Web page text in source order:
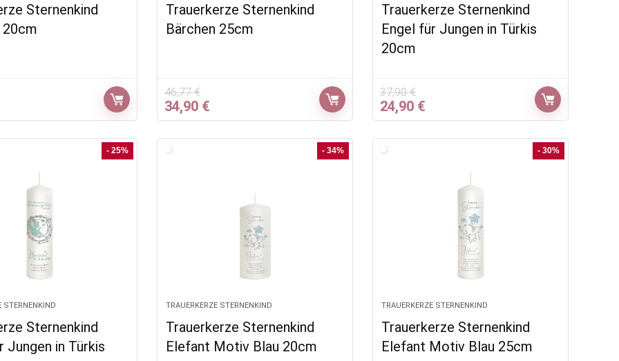
Sternenkind
20cm
Trauerkerze Sternenkind
Bärchen 25cm
46,77€
Ursprünglicher
Preis
46,77 €
34,90 €Aktueller
Preis
Trauerkerze Sternenkind
Engel für Jungen in Türkis
20cm
37,90€
Ursprünglicher
Preis
37,90 €
24,90 €
Preis
- 25%
STERNENKIND
Sternenkind
Jungen in Türkis
- 34%
TRAUERKERZE STERNENKIND
Trauerkerze Sternenkind
Elefant Motiv Blau 20cm
- 30%
TRAUERKERZE STERNENKIND
Trauerkerze Sternenkind
Elefant Motiv Blau 25cm